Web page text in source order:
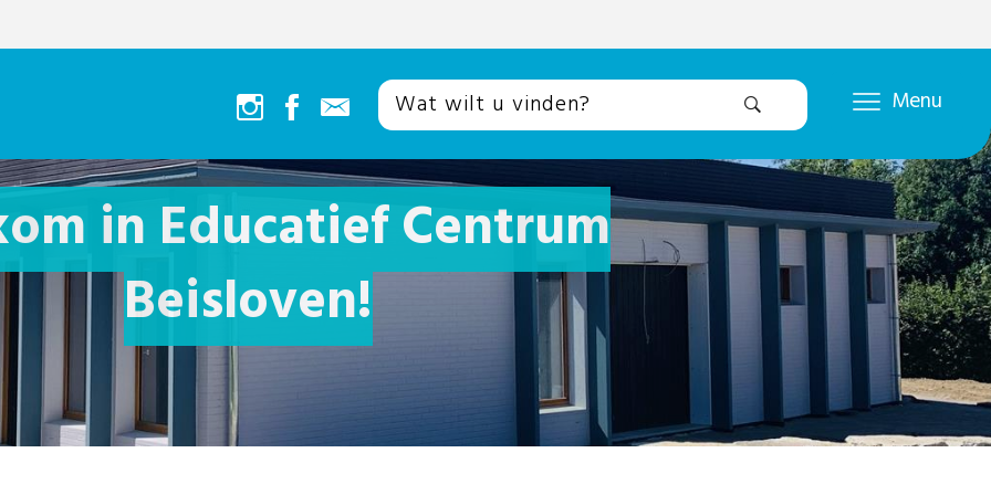
Menu
in Educatief Centrum
Beisloven!